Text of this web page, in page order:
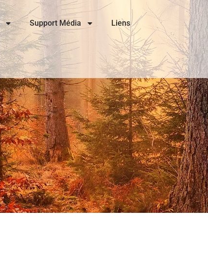
Support Média Liens